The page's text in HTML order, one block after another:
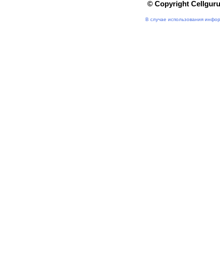
© Copyright
В случае использования